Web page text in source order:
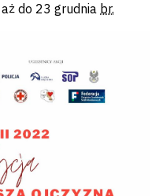
do 23 grudnia br.